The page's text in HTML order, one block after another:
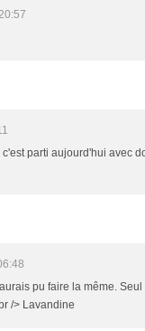
parti aujourd'hui avec
pu faire la même.
/> Lavandine